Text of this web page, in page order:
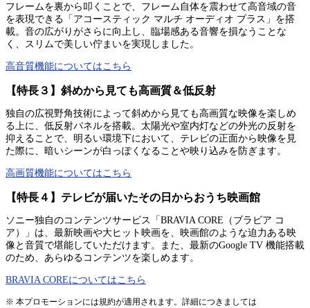
フレームを裏から叩くことで、フレーム自体を震わせて高音域の音
を表現できる「アコースティック マルチ オーディオ プラス」を搭
載。音の広がりがさらに向上し、臨場感ある音響を損なうことな
く、スリムで美しい佇まいを実現しました。
高音質機能についてはこちら
【特長３】斜めから見ても高画質＆低反射
独自の広視野角技術によって斜めから見ても高画質な映像を楽しめ
る上に、低反射パネルを搭載。太陽光や室内灯などの外光の反射を
抑えることで、明るい環境下において、テレビの正面から映像を見
た際に、暗いシーンが白っぽくなることや映り込みを防ぎます。
高画質機能についてはこちら
【特長４】テレビが届いたその日からおうち映画館
ソニー独自のコンテンツサービス「BRAVIA CORE（ブラビア コ
ア）」は、最新映画や大ヒット映画を、映画館のような迫力ある映
像と音質で堪能していただけます。また、最新のGoogle TV 機能搭載
のため、あらゆるコンテンツを楽しめます。
BRAVIA COREについてはこちら
※ 本プロモーションには規約が適用されます。詳細につきましては